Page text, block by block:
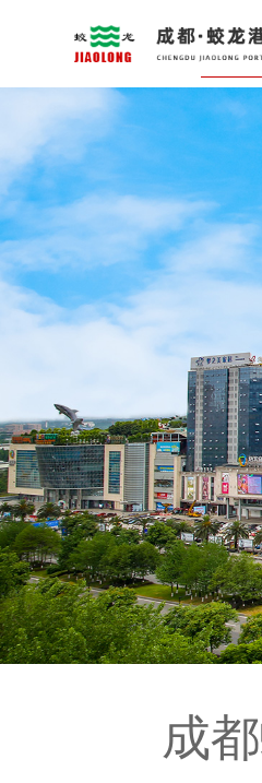
关于我们
董事局主席简介
企业荣誉
社会责任
企业文化
新闻中心
蛟龙直通
天天蛟龙
成